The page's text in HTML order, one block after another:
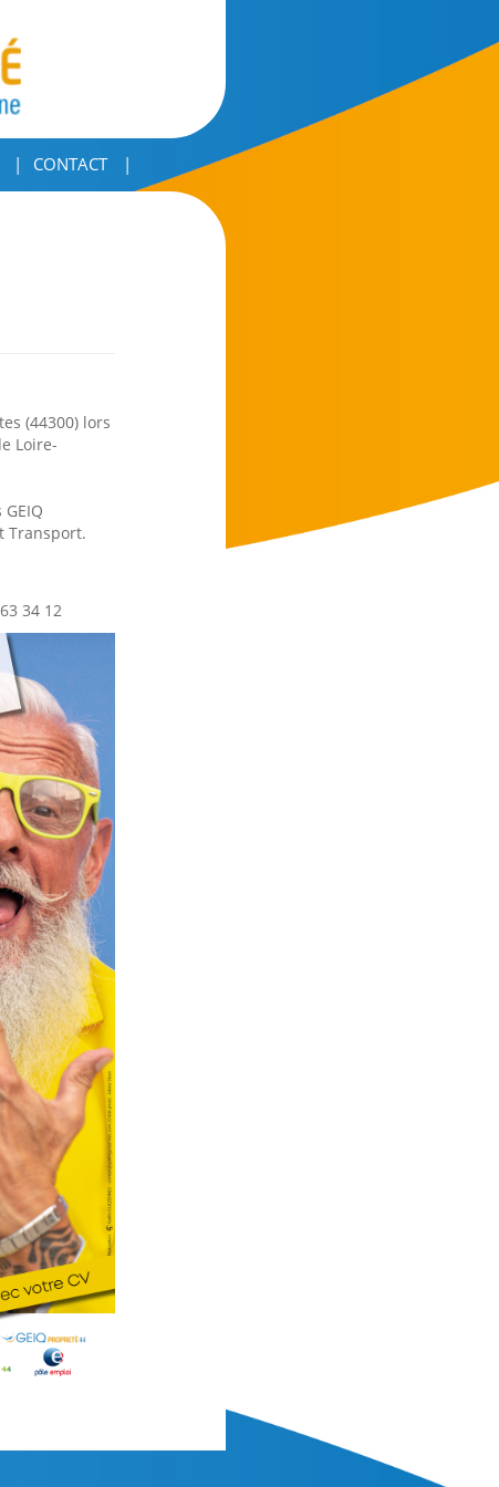
CONTACT
(44300) lors
Loire-
Transport.
34 12